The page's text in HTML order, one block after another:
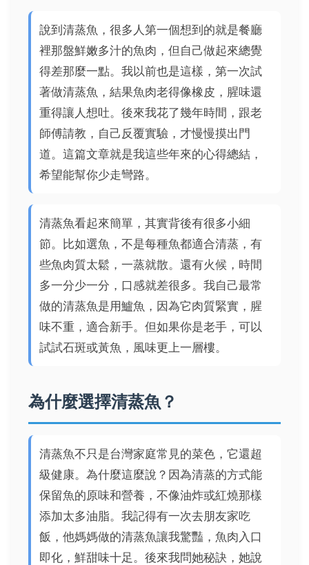
說到清蒸魚，很多人第一個想到的就是餐廳
裡那盤鮮嫩多汁的魚肉，但自己做起來總覺
得差那麼一點。我以前也是這樣，第一次試
著做清蒸魚，結果魚肉老得像橡皮，腥味還
重得讓人想吐。後來我花了幾年時間，跟老
師傅請教，自己反覆實驗，才慢慢摸出門
道。這篇文章就是我這些年來的心得總結，
希望能幫你少走彎路。
清蒸魚看起來簡單，其實背後有很多小細
節。比如選魚，不是每種魚都適合清蒸，有
些魚肉質太鬆，一蒸就散。還有火候，時間
多一分少一分，口感就差很多。我自己最常
做的清蒸魚是用鱸魚，因為它肉質緊實，腥
味不重，適合新手。但如果你是老手，可以
試試石斑或黃魚，風味更上一層樓。
為什麼選擇清蒸魚？
清蒸魚不只是台灣家庭常見的菜色，它還超
級健康。為什麼這麼說？因為清蒸的方式能
保留魚的原味和營養，不像油炸或紅燒那樣
添加太多油脂。我記得有一次去朋友家吃
飯，他媽媽做的清蒸魚讓我驚豔，魚肉入口
即化，鮮甜味十足。後來我問她秘訣，她說